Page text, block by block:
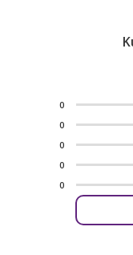
0
0
0
0
0